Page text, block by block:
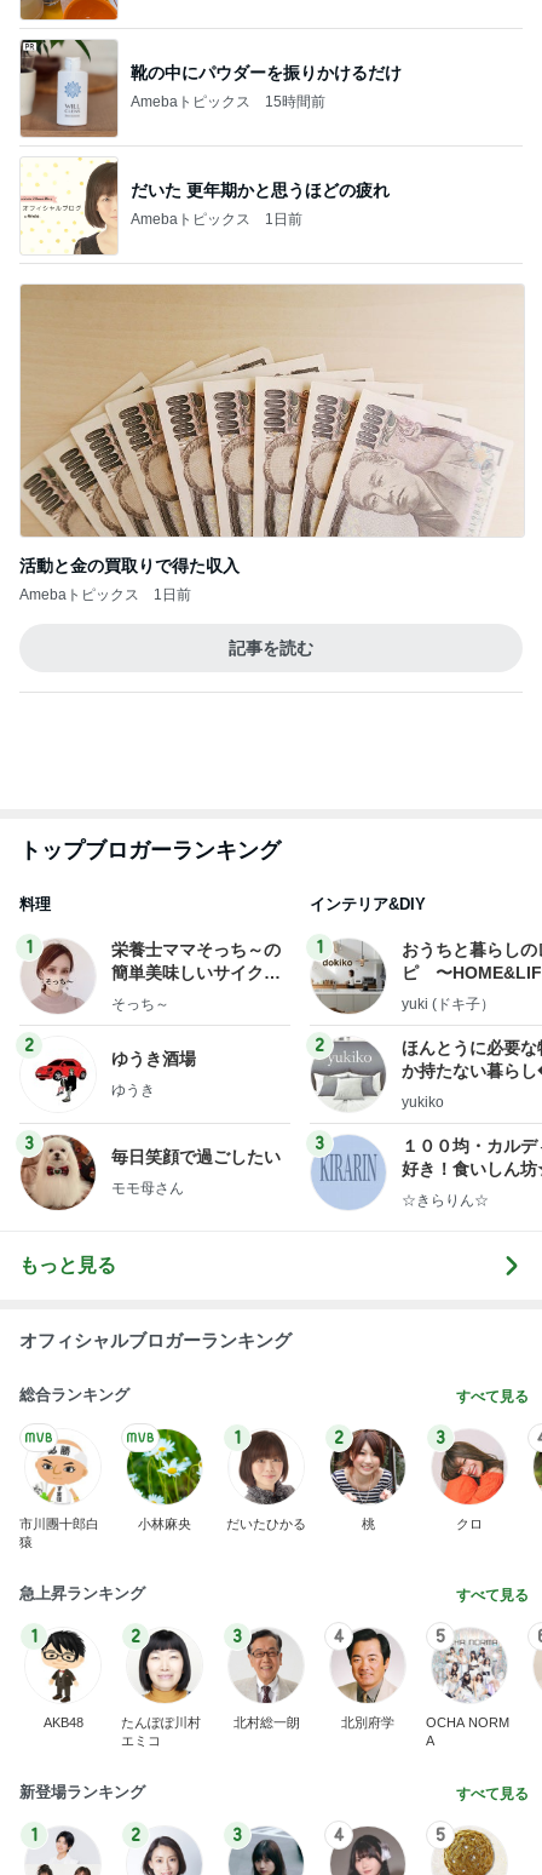
靴の中にパウダーを振りかけるだけ
Amebaトピックス 15時間前
だいた 更年期かと思うほどの疲れ
Amebaトピックス 1日前
活動と金の買取りで得た収入
Amebaトピックス 1日前
記事を読む
トップブロガーランキング
料理
1
栄養士ママそっち～の
簡単美味しいサイクル
献立
そっち～
2
ゆうき酒場
ゆうき
3
毎日笑顔で過ごしたい
モモ母さん
インテリア&DIY
1
おうちと暮らしの
ピ 〜
yuki (ドキ子）
2
ほんとうに必要な
か持たない暮ら
ep Life Simple◆
ンテリアのきろく
yukiko
3
１００均・カルデ
好き！食いしん
らりん☆のブログ
☆きらりん☆
もっと見る
オフィシャルブロガーランキング
総合ランキング すべて見る
市川團十郎白
猿
小林麻央
1
だいたひかる
2
桃
3
クロ
急上昇ランキング すべて見る
1
AKB48
2
たんぽぽ川村
エミコ
3
北村総一朗
4
北別府学
5
OCHA NORM
A
新登場ランキング すべて見る
1 2 3 4 5